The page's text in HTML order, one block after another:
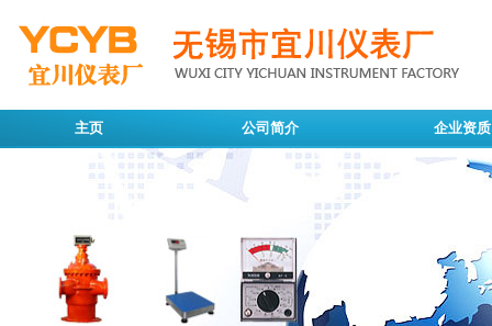
主页 公司简介 企业资质